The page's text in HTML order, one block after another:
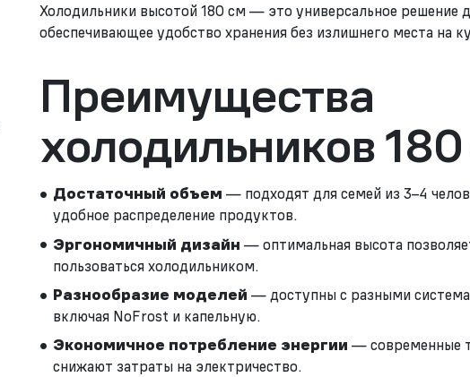
Холодильники высотой 180 см — это универсальное решение
обеспечивающее удобство хранения без излишнего места на
Преимущества
холодильников
Достаточный объем — подходят для семей из 3–4
удобное распределение продуктов.
Эргономичный дизайн — оптимальная высота
пользоваться холодильником.
Разнообразие моделей — доступны с разными
включая NoFrost и капельную.
Экономичное потребление энергии — современные
снижают затраты на электричество.